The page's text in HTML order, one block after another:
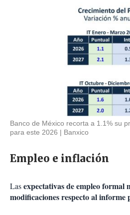
Banco de México recorta a 1.1% su
para este 2026
Banxico
Empleo e inflación
Lasexpectativas de empleo formal
modificaciones respecto al informe